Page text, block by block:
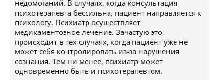
недомоганий. В случаях, когда консультация
психотерапевта бессильна, пациент направляется к
психологу. Психиатр осуществляет
медикаментозное лечение. Зачастую это
происходит в тех случаях, когда пациент уже не
может себя контролировать из-за нарушения
сознания. Тем ни менее, психиатр может
одновременно быть и психотерапевтом.